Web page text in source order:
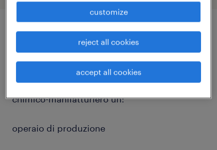
Randstad Italia spa, filiale di Modena, ricerca
per azienda cliente operante nel settore
chimico-manifatturiero un:
operaio di produzione
customize
reject all cookies
accept all cookies